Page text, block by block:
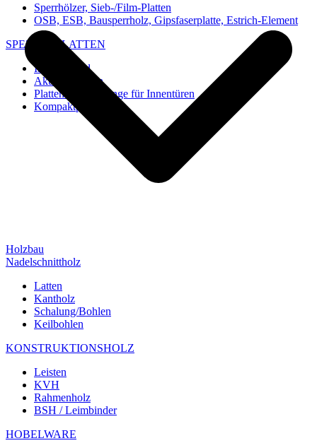
Sperrhölzer, Sieb-/Film-Platten
OSB, ESB, Bausperrholz, Gipsfaserplatte, Estrich-Element
SPEZIAL-PLATTEN
Imi-Verbund
Akustik-Platten
Platten und Rohlinge für Innentüren
Kompaktplatten
Holzbau
Nadelschnittholz
Latten
Kantholz
Schalung/Bohlen
Keilbohlen
KONSTRUKTIONSHOLZ
Leisten
KVH
Rahmenholz
BSH / Leimbinder
HOBELWARE